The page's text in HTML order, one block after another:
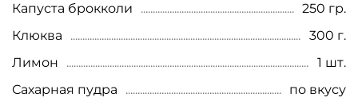
Капуста брокколи
250 гр.
Клюква
300 г.
Лимон
1 шт.
Сахарная пудра
по вкусу